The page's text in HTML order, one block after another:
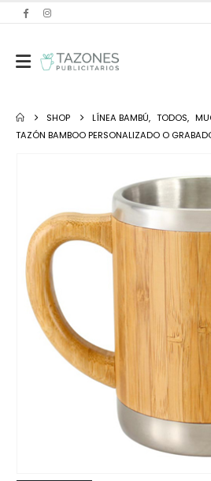
SHOP LÍNEA BAMBÚ, TODOS,
TAZÓN BAMBOO PERSONALIZADO O